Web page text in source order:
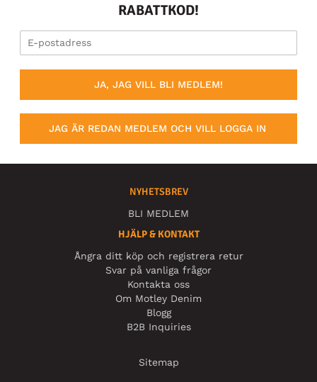
RABATTKOD!
JA, JAG VILL BLI MEDLEM!
JAG ÄR REDAN MEDLEM OCH VILL LOGGA IN
NYHETSBREV
BLI MEDLEM
HJÄLP & KONTAKT
Ångra ditt köp och registrera retur
Svar på vanliga frågor
Kontakta oss
Om Motley Denim
Blogg
B2B Inquiries
Sitemap